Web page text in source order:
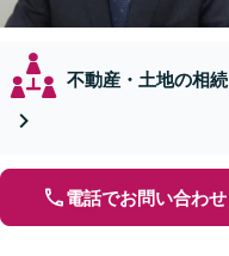
不動産・土地の相続
電話でお問い合わせ